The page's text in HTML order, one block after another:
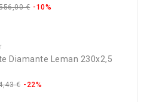
€ -10%
Diamante Leman 230x2,5
€ -22%